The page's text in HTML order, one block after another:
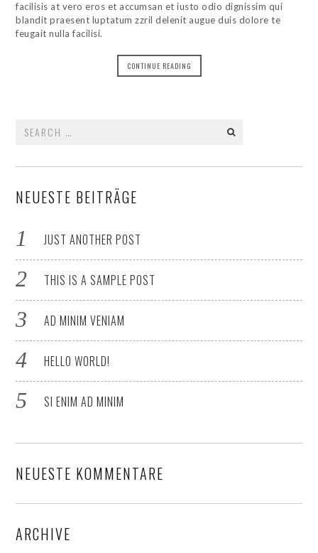
facilisis at vero eros et accumsan et iusto odio dignissim qui
blandit praesent luptatum zzril delenit augue duis dolore te
feugait nulla facilisi.
CONTINUE READING
for:
NEUESTE BEITRÄGE
JUST ANOTHER POST
THIS IS A SAMPLE POST
AD MINIM VENIAM
HELLO WORLD!
SI ENIM AD MINIM
NEUESTE KOMMENTARE
ARCHIVE